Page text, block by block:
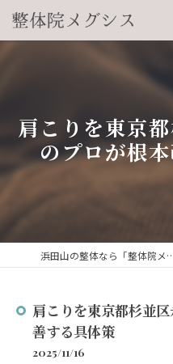
肩こりを東京
のプロが根
浜田山の整体なら「整体院メグシス」肩こ
肩こりを東京都杉並
善する具体策
2025/11/16